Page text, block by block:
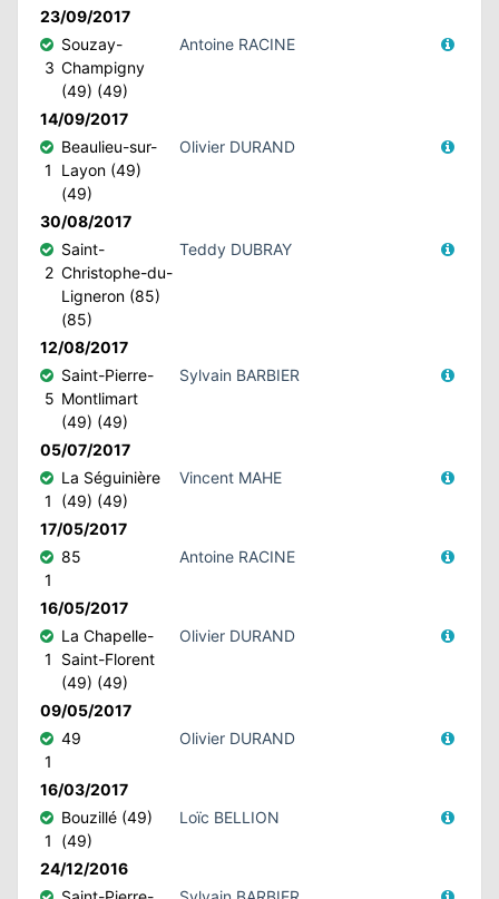
23/09/2017
3
Souzay-
Champigny
(49) (49)
Antoine RACINE
14/09/2017
1
Beaulieu-sur-
Layon (49)
(49)
Olivier DURAND
30/08/2017
2
Saint-
Christophe-du-
Ligneron (85)
(85)
Teddy DUBRAY
12/08/2017
5
Saint-Pierre-
Montlimart
(49) (49)
Sylvain BARBIER
05/07/2017
1
La Séguinière
(49) (49)
Vincent MAHE
17/05/2017
1
85 Antoine RACINE
16/05/2017
1
La Chapelle-
Saint-Florent
(49) (49)
Olivier DURAND
09/05/2017
1
49 Olivier DURAND
16/03/2017
1
Bouzillé (49)
(49)
Loïc BELLION
24/12/2016